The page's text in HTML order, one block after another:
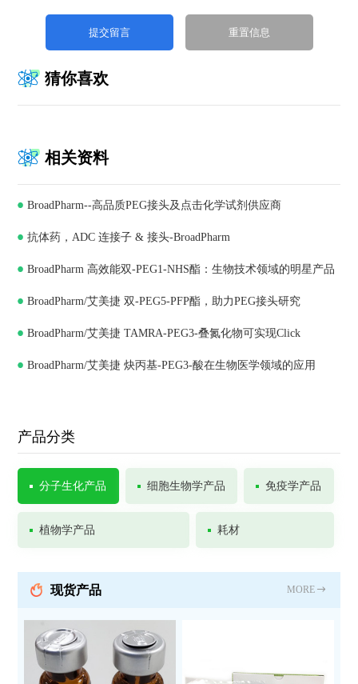
猜你喜欢
相关资料
BroadPharm--高品质PEG接头及点击化学试剂供应商
抗体药，ADC 连接子 & 接头-BroadPharm
BroadPharm 高效能双-PEG1-NHS酯：生物技术领域的明星产品
BroadPharm/艾美捷 双-PEG5-PFP酯，助力PEG接头研究
BroadPharm/艾美捷 TAMRA-PEG3-叠氮化物可实现Click
Chemistry
BroadPharm/艾美捷 炔丙基-PEG3-酸在生物医学领域的应用
产品分类
分子生化产品 细胞生物学产品 免疫学产品
植物学产品 耗材
现货产品 MORE